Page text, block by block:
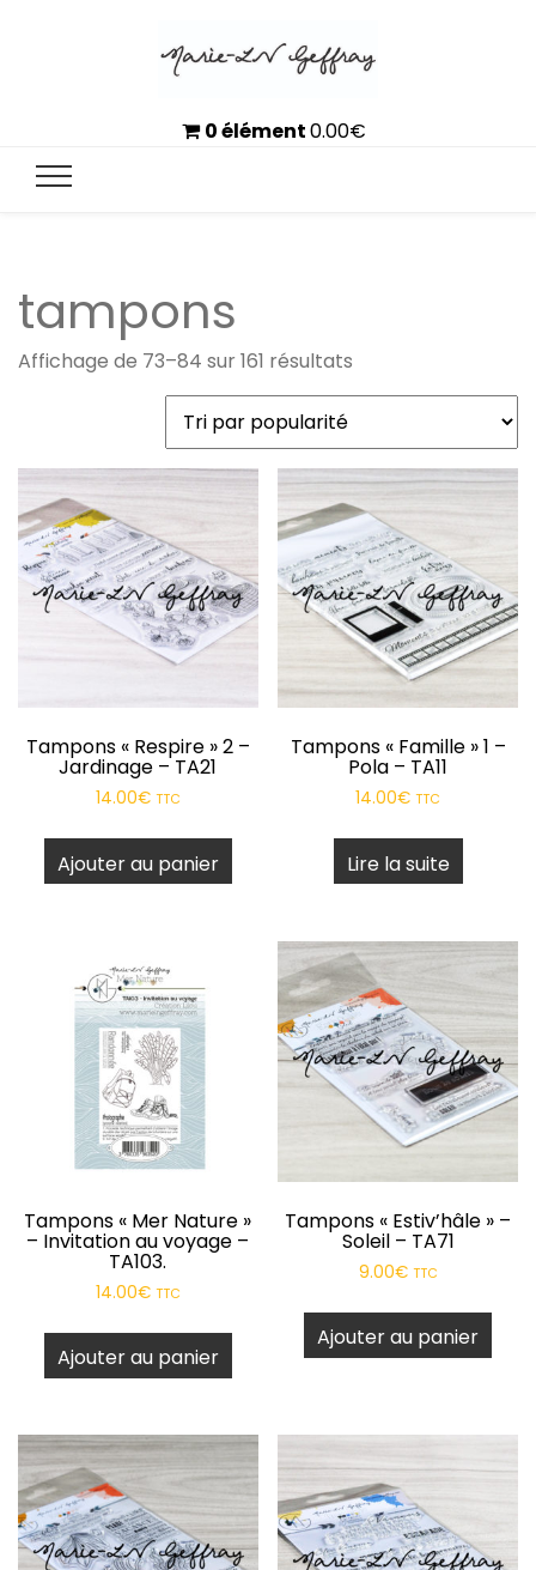
0 élément0.00€
tampons
Affichage de 73–84 sur 161 résultats
par
Tampons « Respire » 2 –
Jardinage – TA21
14.00€ TTC
Ajouter au panier
Tampons « Famille » 1 –
Pola – TA11
14.00€ TTC
Lire la suite
Tampons « Mer Nature »
– Invitation au voyage –
TA103.
14.00€ TTC
Ajouter au panier
Tampons « Estiv’hâle » –
Soleil – TA71
9.00€ TTC
Ajouter au panier